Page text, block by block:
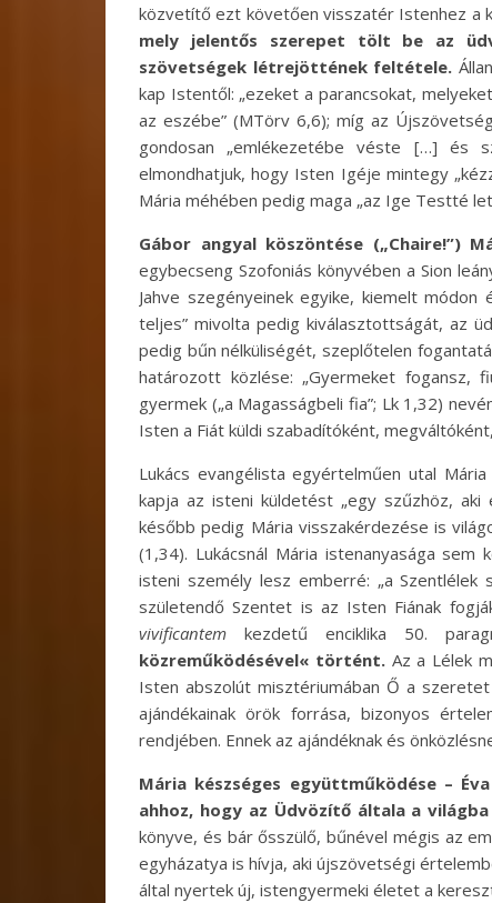
közvetítő ezt követően visszatér Istenhez a
mely jelentős szerepet tölt be az
szövetségek létrejöttének feltétele.
kap Istentől: „ezeket a parancsokat,
az eszébe” (MTörv 6,6); míg az
gondosan „emlékezetébe véste […] és
elmondhatjuk, hogy Isten Igéje mintegy
Mária méhében pedig maga „az Ige Testté
Gábor angyal köszöntése („Chaire!”)
egybecseng Szofoniás könyvében a Sion
Jahve szegényeinek egyike, kiemelt
teljes” mivolta pedig kiválasztottságát, az
pedig bűn nélküliségét, szeplőtelen
határozott közlése: „Gyermeket fogansz,
gyermek („a Magasságbeli fia”; Lk 1,32)
Isten a Fiát küldi szabadítóként,
Lukács evangélista egyértelműen utal
kapja az isteni küldetést „egy szűzhöz,
később pedig Mária visszakérdezése is
(1,34). Lukácsnál Mária istenanyasága
isteni személy lesz emberré: „a
születendő Szentet is az Isten Fiának
vivificantem kezdetű enciklika 50.
közreműködésével« történt.Az a Lélek
Isten abszolút misztériumában Ő a
ajándékainak örök forrása, bizonyos
rendjében. Ennek az ajándéknak és
Mária készséges együttműködése –
ahhoz, hogy az Üdvözítő általa a
könyve, és bár ősszülő, bűnével mégis az
egyházatya is hívja, aki újszövetségi
által nyertek új, istengyermeki életet a